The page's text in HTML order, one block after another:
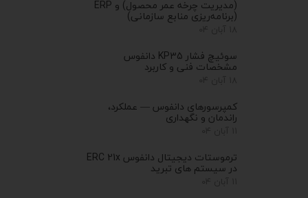
(مدیریت چرخه عمر محصول) و ERP
(برنامه‌ریزی منابع سازمانی)
سوئیچ فشار KP35 دانفوس
مشخصات فنی و کاربرد
کمپرسورهای دانفوس — عملکرد،
راندمان و نگهداری
ترموستات دیجیتال دانفوس ERC 21x
در سیستم های تبرید